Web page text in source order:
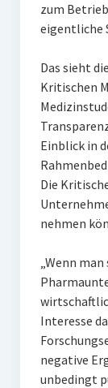
zum
eigentliche
Das sieht
Kritischen
Einblick in
Die
nehmen
„Wenn
Interesse
negative
unbedingt